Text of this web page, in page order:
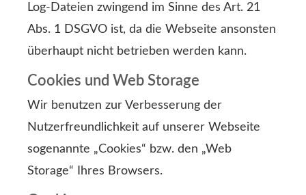
Log-Dateien zwingend im Sinne des Art. 21
Abs. 1 DSGVO ist, da die Webseite ansonsten
überhaupt nicht betrieben werden kann.
Cookies und Web Storage
Wir benutzen zur Verbesserung der
Nutzerfreundlichkeit auf unserer Webseite
sogenannte „Cookies“ bzw. den „Web
Storage“ Ihres Browsers.